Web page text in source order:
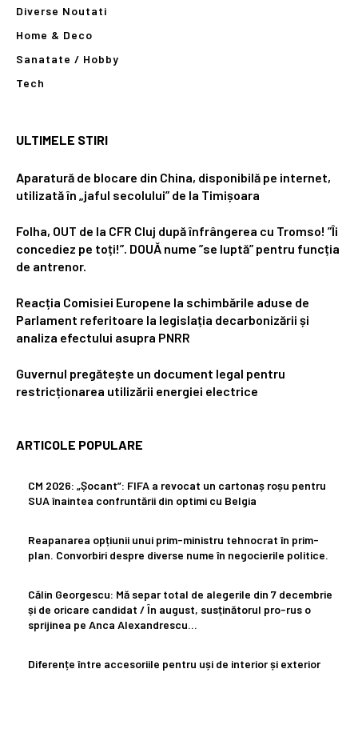
Diverse Noutati
Home & Deco
Sanatate / Hobby
Tech
ULTIMELE STIRI
Aparatură de blocare din China, disponibilă pe internet,
utilizată în „jaful secolului” de la Timișoara
Folha, OUT de la CFR Cluj după înfrângerea cu Tromso! ”Îi
concediez pe toți!”. DOUĂ nume ”se luptă” pentru funcția
de antrenor.
Reacția Comisiei Europene la schimbările aduse de
Parlament referitoare la legislația decarbonizării și
analiza efectului asupra PNRR
Guvernul pregătește un document legal pentru
restricționarea utilizării energiei electrice
ARTICOLE POPULARE
CM 2026: „Șocant”: FIFA a revocat un cartonaș roșu pentru
SUA înaintea confruntării din optimi cu Belgia
Reapanarea opțiunii unui prim-ministru tehnocrat în prim-
plan. Convorbiri despre diverse nume în negocierile politice.
Călin Georgescu: Mă separ total de alegerile din 7 decembrie
și de oricare candidat / În august, susținătorul pro-rus o
sprijinea pe Anca Alexandrescu...
Diferențe între accesoriile pentru uși de interior și exterior